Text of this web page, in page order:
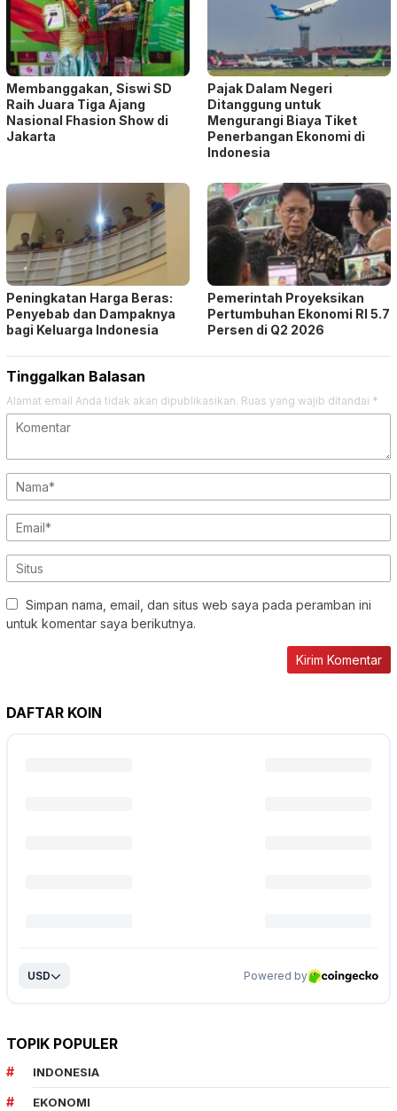
Membanggakan, Siswi SD
Raih Juara Tiga Ajang
Nasional Fhasion Show di
Jakarta
Pajak Dalam Negeri
Ditanggung untuk
Mengurangi Biaya Tiket
Penerbangan Ekonomi di
Indonesia
Peningkatan Harga Beras:
Penyebab dan Dampaknya
bagi Keluarga Indonesia
Pemerintah Proyeksikan
Pertumbuhan Ekonomi RI 5.7
Persen di Q2 2026
Tinggalkan Balasan
Alamat email Anda tidak akan dipublikasikan. Ruas yang wajib ditandai *
Simpan nama, email, dan situs web saya pada peramban ini
untuk komentar saya berikutnya.
DAFTAR KOIN
TOPIK POPULER
INDONESIA
EKONOMI